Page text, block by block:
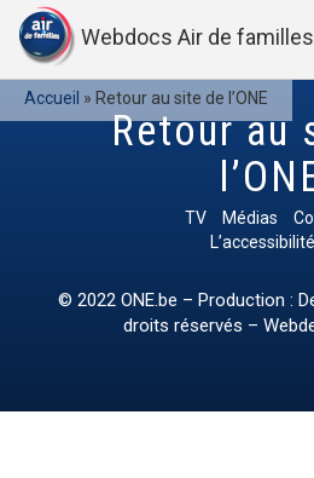
Webdocs Air de familles
Accueil » Retour au site de l’ONE
Retour au
TV Médias
© 2022 ONE.be – Production :
droits réservés –